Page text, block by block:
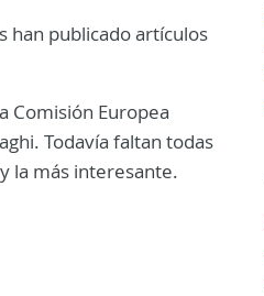
han publicado artículos
Comisión Europea
Todavía faltan todas
la más interesante.